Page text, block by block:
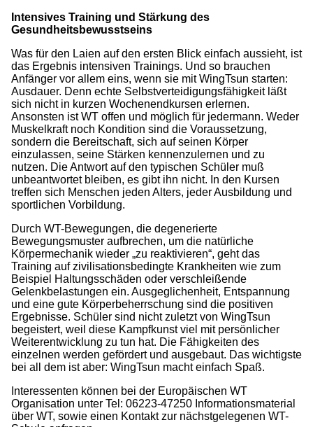
Intensives Training und Stärkung des
Gesundheitsbewusstseins
Was für den Laien auf den ersten Blick einfach aussieht, ist
das Ergebnis intensiven Trainings. Und so brauchen
Anfänger vor allem eins, wenn sie mit WingTsun starten:
Ausdauer. Denn echte Selbstverteidigungsfähigkeit läßt
sich nicht in kurzen Wochenendkursen erlernen.
Ansonsten ist WT offen und möglich für jedermann. Weder
Muskelkraft noch Kondition sind die Voraussetzung,
sondern die Bereitschaft, sich auf seinen Körper
einzulassen, seine Stärken kennenzulernen und zu
nutzen. Die Antwort auf den typischen Schüler muß
unbeantwortet bleiben, es gibt ihn nicht. In den Kursen
treffen sich Menschen jeden Alters, jeder Ausbildung und
sportlichen Vorbildung.
Durch WT-Bewegungen, die degenerierte
Bewegungsmuster aufbrechen, um die natürliche
Körpermechanik wieder „zu reaktivieren“, geht das
Training auf zivilisationsbedingte Krankheiten wie zum
Beispiel Haltungsschäden oder verschleißende
Gelenkbelastungen ein. Ausgeglichenheit, Entspannung
und eine gute Körperbeherrschung sind die positiven
Ergebnisse. Schüler sind nicht zuletzt von WingTsun
begeistert, weil diese Kampfkunst viel mit persönlicher
Weiterentwicklung zu tun hat. Die Fähigkeiten des
einzelnen werden gefördert und ausgebaut. Das wichtigste
bei all dem ist aber: WingTsun macht einfach Spaß.
Interessenten können bei der Europäischen WT
Organisation unter Tel: 06223-47250 Informationsmaterial
über WT, sowie einen Kontakt zur nächstgelegenen WT-